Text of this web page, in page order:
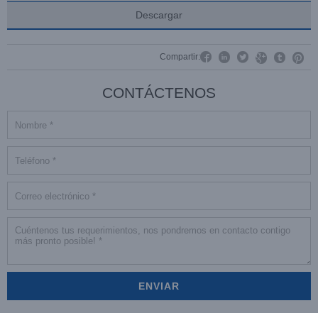
Descargar
Compartir:     
CONTÁCTENOS